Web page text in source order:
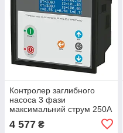
Контролер заглибного
насоса 3 фази
максимальний струм 250А
трансформатори струму в
комлекті
4 577 ₴